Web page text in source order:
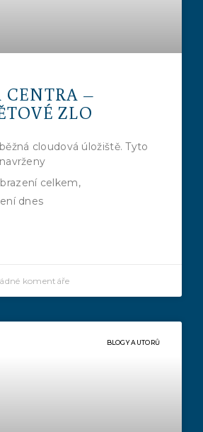
CENTRA –
ZLO
cloudová úložiště. Tyto
celkem,
dnes
komentáře
BLOGY AUTORŮ